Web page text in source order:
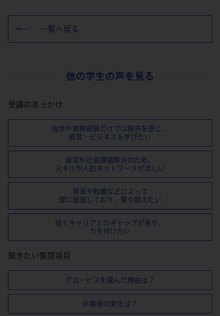
一覧へ戻る
他の学生の声を見る
受講のきっかけ
独学や実務経験だけでは限界を感じ、
経営・ビジネスを学びたい
経営や社会課題解決のため、
スキルや⼈的ネットワークがほしい
昇進や転職などによって
壁に直⾯しており、乗り越えたい
描くキャリアとのギャップがあり、
⼒を付けたい
聞きたい質問項目
グロービスを選んだ理由は？
卒業後の変化は？